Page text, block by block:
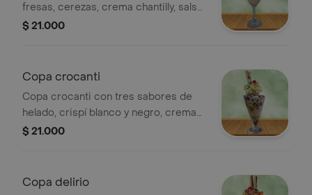
fresas, cerezas, crema chantilly, salsa
de chocolate, leche condensada y
$ 21.000
Copa crocanti
Copa crocanti con tres sabores de
helado, crispí blanco y negro, crema
de leche, crema chantilly, salsa de
$ 21.000
Copa delirio